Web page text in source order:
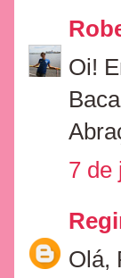
Oi!
7 de
Olá,